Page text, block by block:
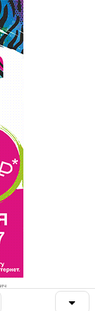
Страхование
организации